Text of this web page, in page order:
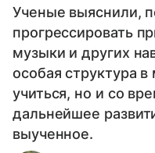
Ученые выяснили,
прогрессировать
музыки и других
особая структура
учиться, но и со
дальнейшее
выученное.